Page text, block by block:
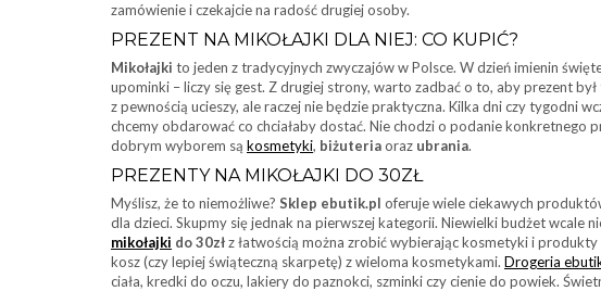
zamówienie i czekajcie na radość drugiej osoby.
PREZENT NA MIKOŁAJKI DLA NIEJ: CO KUPIĆ?
Mikołajki to jeden z tradycyjnych zwyczajów w Polsce. W dzień imienin
upominki – liczy się gest. Z drugiej strony, warto zadbać o to, aby prezent
z pewnością ucieszy, ale raczej nie będzie praktyczna. Kilka dni czy tygodni
chcemy obdarować co chciałaby dostać. Nie chodzi o podanie konkretnego
dobrym wyborem są kosmetyki, biżuteriaoraz ubrania.
PREZENTY NA MIKOŁAJKI DO 30ZŁ
Myślisz, że to niemożliwe? Sklep ebutik.pl oferuje wiele ciekawych
dla dzieci. Skupmy się jednak na pierwszej kategorii. Niewielki budżet wcale
mikołajki do 30złz łatwością można zrobić wybierając kosmetyki i
kosz (czy lepiej świąteczną skarpetę) z wieloma kosmetykami. Drogeria
ciała, kredki do oczu, lakiery do paznokci, szminki czy cienie do powiek.